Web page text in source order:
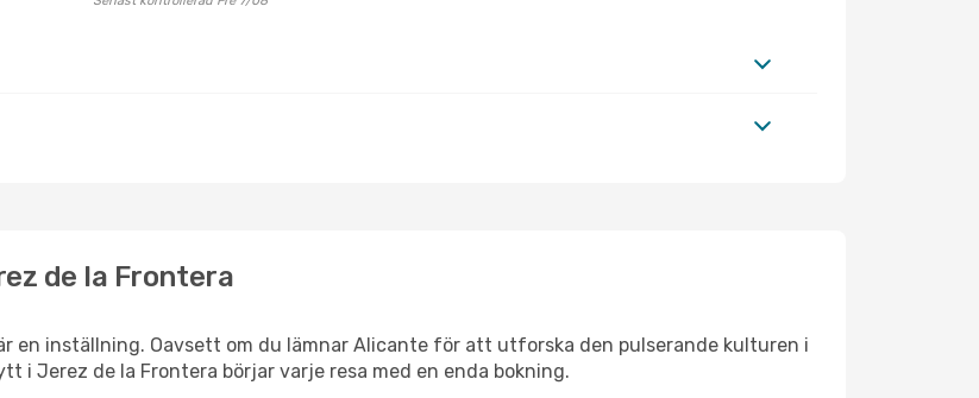
de la Frontera
en inställning. Oavsett om du lämnar Alicante för att utforska den pulserande kulturen i
i Jerez de la Frontera börjar varje resa med en enda bokning.